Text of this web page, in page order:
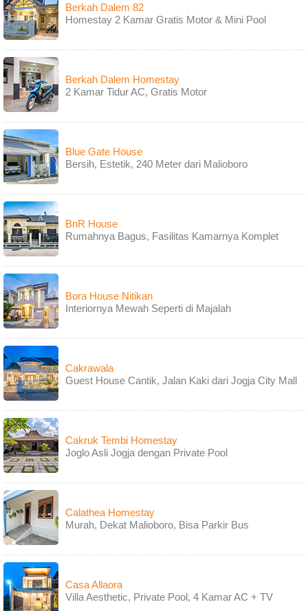
Berkah Dalem 82
Homestay 2 Kamar Gratis Motor & Mini Pool
Berkah Dalem Homestay
2 Kamar Tidur AC, Gratis Motor
Blue Gate House
Bersih, Estetik, 240 Meter dari Malioboro
BnR House
Rumahnya Bagus, Fasilitas Kamarnya Komplet
Bora House Nitikan
Interiornya Mewah Seperti di Majalah
Cakrawala
Guest House Cantik, Jalan Kaki dari Jogja City Mall
Cakruk Tembi Homestay
Joglo Asli Jogja dengan Private Pool
Calathea Homestay
Murah, Dekat Malioboro, Bisa Parkir Bus
Casa Allaora
Villa Aesthetic, Private Pool, 4 Kamar AC + TV